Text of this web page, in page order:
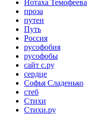
Нотаха Темофеева
проза
путен
Путь
Россия
русофобия
русофобы
сайт с.ру
сердце
Софья Сладенько
стеб
Стихи
Стихи.ру